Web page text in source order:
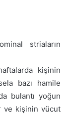
striaların
kişinin
bazı hamile
bulantı yoğun
ve kişinin vücut